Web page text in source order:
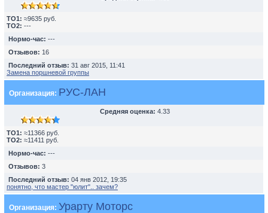
TO1: ≈9635 руб.
TO2: ---
Нормо-час: ---
Отзывов: 16
Последний отзыв: 31 авг 2015, 11:41
Замена поршневой группы
Организация: РУС-ЛАН
Средняя оценка: 4.33
TO1: ≈11366 руб.
TO2: ≈11411 руб.
Нормо-час: ---
Отзывов: 3
Последний отзыв: 04 янв 2012, 19:35
понятно, что мастер "юлит".. зачем?
Организация: Урарту Моторс